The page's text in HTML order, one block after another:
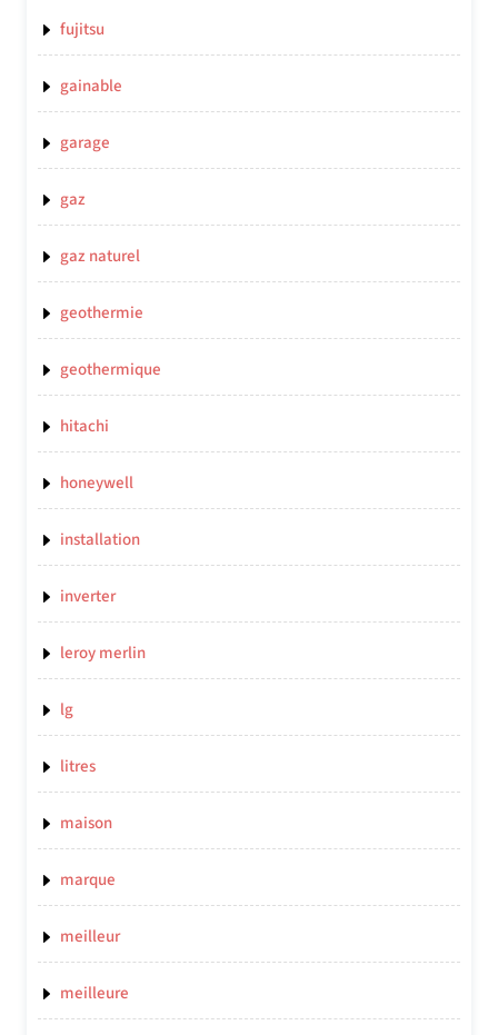
fujitsu
gainable
garage
gaz
gaz naturel
geothermie
geothermique
hitachi
honeywell
installation
inverter
leroy merlin
lg
litres
maison
marque
meilleur
meilleure